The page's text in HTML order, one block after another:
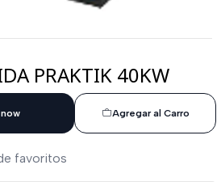
PRAKTIK 40KW
Agregar al Carro
favoritos